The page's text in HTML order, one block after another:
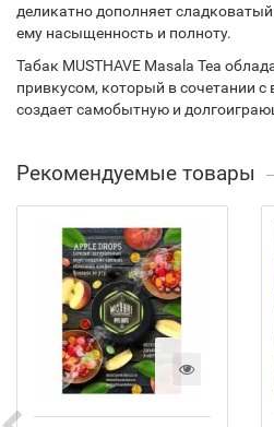
деликатно дополняет
ему насыщенность и полноту.
Табак MUSTHAVE Masala Tea
привкусом, который в сочетании
создает самобытную и
Рекомендуемые товары